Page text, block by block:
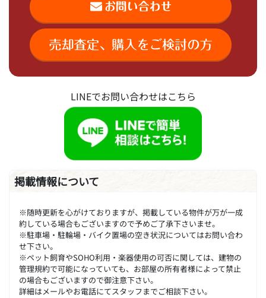
LINEでお問い合わせはこちら
掲載情報について
※随時更新を心がけておりますが、掲載している物件が万が一成
約している場合もございますので予めご了承下さいませ。
※駐車場・駐輪場・バイク置場の空き状況についてはお問い合わ
せ下さい。
※ペット飼育やSOHO利用・楽器使用の可否に関しては、建物の
管理規約で可能になっていても、お部屋の所有者様によって禁止
の場合もございますので御注意下さい。
詳細はメールやお電話にてスタッフまでご相談下さい。